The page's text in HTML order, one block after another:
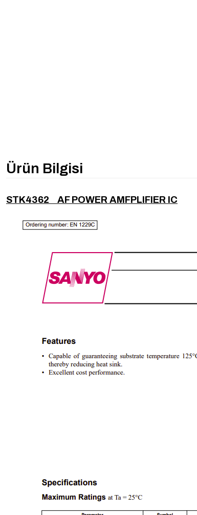
Ürün Bilgisi
STK4362 AF POWER AMFPLIFIER IC